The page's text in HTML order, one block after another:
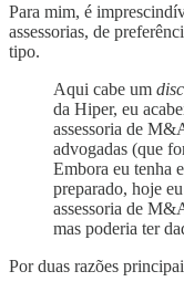
Para mim, é
assessorias, de
tipo.
Aqui cabe um
da Hiper, eu
assessoria de
advogadas (que
Embora eu tenha
preparado, hoje
assessoria de
mas poderia ter
Por duas razões